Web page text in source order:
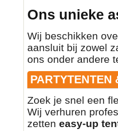
Ons unieke
Wij beschikken
aansluit bij zowel
ons onder andere
PARTYTENTEN
Zoek je snel een
Wij verhuren
zetten easy-up